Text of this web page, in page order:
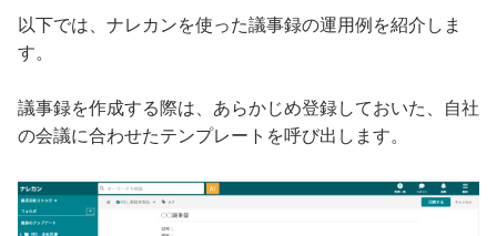
以下では、ナレカンを使った議事録の運用例を紹介しま
す。
議事録を作成する際は、あらかじめ登録しておいた、自社
の会議に合わせたテンプレートを呼び出します。